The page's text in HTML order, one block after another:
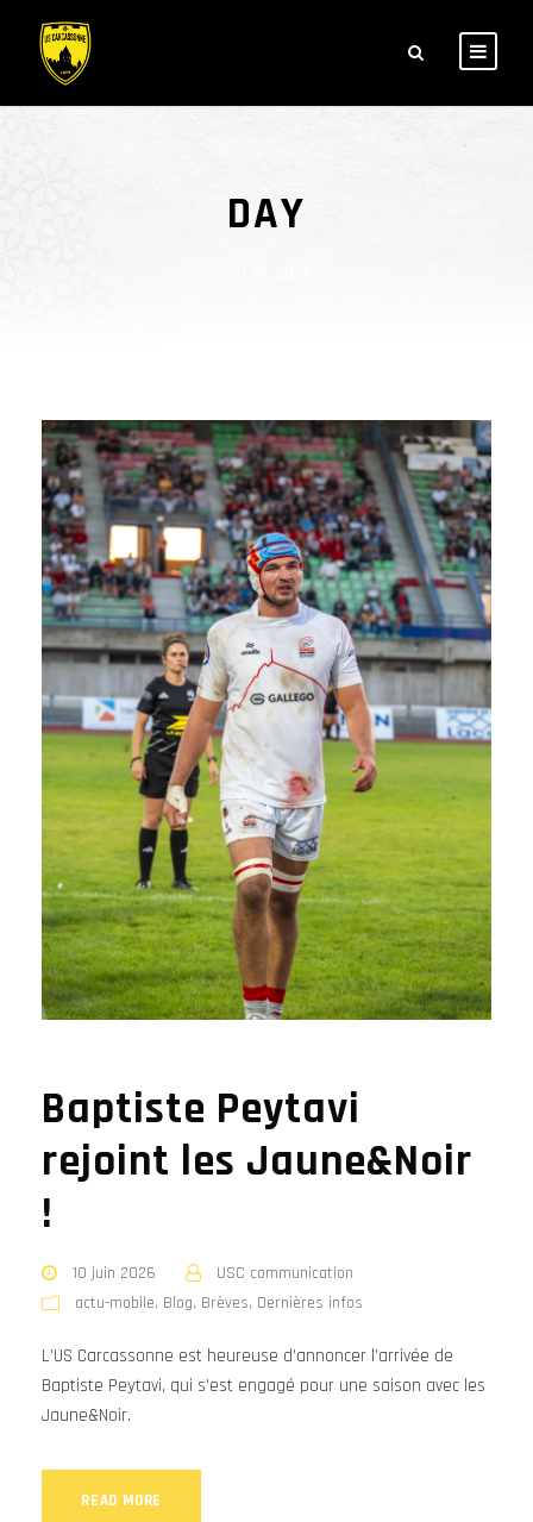
DAY
Baptiste Peytavi
rejoint les Jaune&Noir
!
10 juin 2026
USC communication
actu-mobile, Blog, Brèves, Dernières infos
L’US Carcassonne est heureuse d’annoncer l’arrivée de
Baptiste Peytavi, qui s’est engagé pour une saison avec les
Jaune&Noir.
READ MORE